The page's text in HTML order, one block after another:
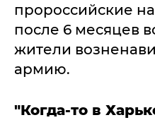
пророссийские
после 6 месяцев
жители
армию.
"Когда-то в